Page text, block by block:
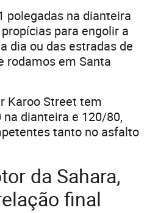
polegadas na dianteira
para engolir a
dia ou das estradas de
rodamos em Santa
Karoo Street tem
dianteira e 120/80,
tanto no asfalto
da Sahara,
final